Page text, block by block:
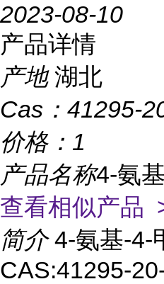
2023-08-10
产品详情
产地 湖北
Cas： 41295-
价格： 1
产品名称4-氨
查看相似产品
简介 4-氨基-4-
CAS:41295-